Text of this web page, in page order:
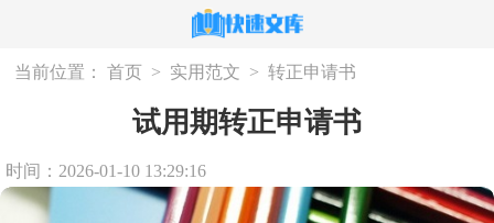
当前位置： 首页 > 实用范文 > 转正申请书
试用期转正申请书
时间：2026-01-10 13:29:16